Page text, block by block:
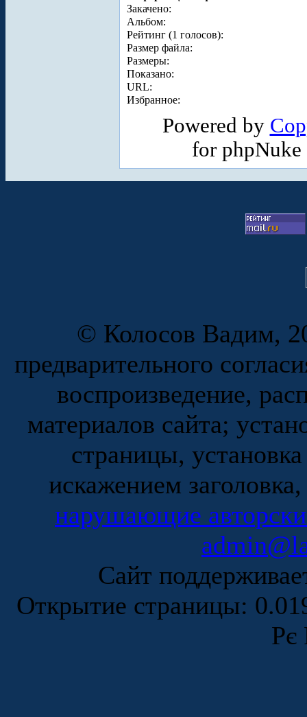
Закачено:
Альбом:
Рейтинг (1 голосов):
Размер файла:
Размеры:
Показано:
URL:
Избранное:
Powered by
for
© Колосов Вадим,
предварительного
воспроизведение,
материалов сайта;
страницы,
искажением
нарушающие
Сайт
Открытие страницы:
Рє